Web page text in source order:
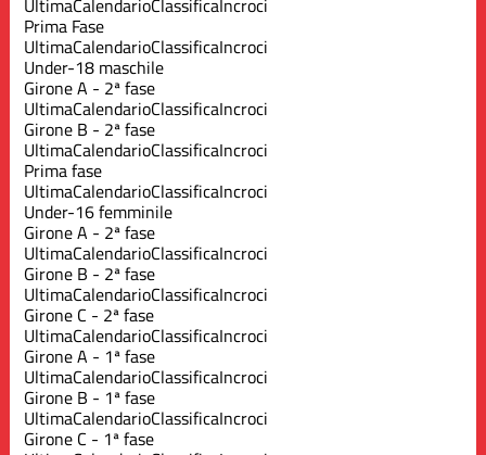
Prima Fase
UltimaCalendarioClassificaIncroci
Under-18 maschile
Girone A - 2ª fase
UltimaCalendarioClassificaIncroci
Girone B - 2ª fase
UltimaCalendarioClassificaIncroci
Prima fase
UltimaCalendarioClassificaIncroci
Under-16 femminile
Girone A - 2ª fase
UltimaCalendarioClassificaIncroci
Girone B - 2ª fase
UltimaCalendarioClassificaIncroci
Girone C - 2ª fase
UltimaCalendarioClassificaIncroci
Girone A - 1ª fase
UltimaCalendarioClassificaIncroci
Girone B - 1ª fase
UltimaCalendarioClassificaIncroci
Girone C - 1ª fase